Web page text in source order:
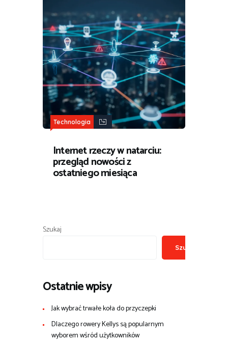
Technologia
Internet rzeczy w natarciu:
przegląd nowości z
ostatniego miesiąca
Szukaj
Szukaj
Ostatnie wpisy
Jak wybrać trwałe koła do przyczepki
Dlaczego rowery Kellys są popularnym
wyborem wśród użytkowników